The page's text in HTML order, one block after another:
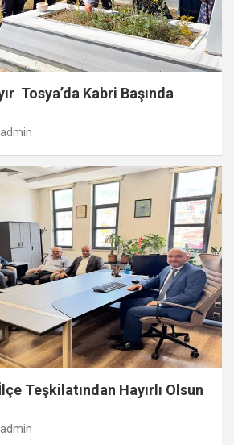
Tosya’da Kabri Başında
admin
Teşkilatından Hayırlı Olsun
admin